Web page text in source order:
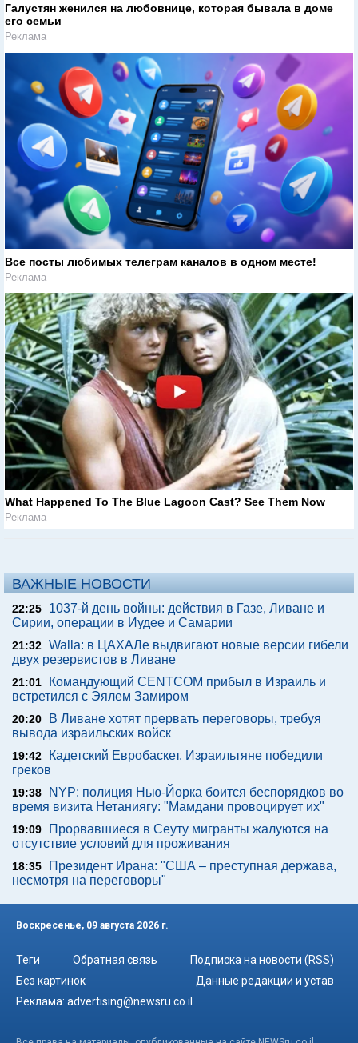
Галустян женился на любовнице, которая бывала в доме
его семьи
Реклама
Все посты любимых телеграм каналов в одном месте!
Реклама
What Happened To The Blue Lagoon Cast? See Them Now
Реклама
ВАЖНЫЕ НОВОСТИ
22:25
1037-й день войны: действия в Газе, Ливане и
Сирии, операции в Иудее и Самарии
21:32 Walla: в ЦАХАЛе выдвигают новые версии гибели
двух резервистов в Ливане
21:01
Командующий CENTCOM прибыл в Израиль и
встретился с Эялем Замиром
20:20
В Ливане хотят прервать переговоры, требуя
вывода израильских войск
19:42
Кадетский Евробаскет. Израильтяне победили
греков
19:38
NYP: полиция Нью-Йорка боится беспорядков во
время визита Нетаниягу: "Мамдани провоцирует их"
19:09
Прорвавшиеся в Сеуту мигранты жалуются на
отсутствие условий для проживания
18:35
Президент Ирана: "США – преступная держава,
несмотря на переговоры"
Воскресенье, 09 августа 2026 г.
Теги Обратная связь
Подписка на новости (RSS)
Без картинок
Данные редакции и устав
Реклама: advertising@newsru.co.il